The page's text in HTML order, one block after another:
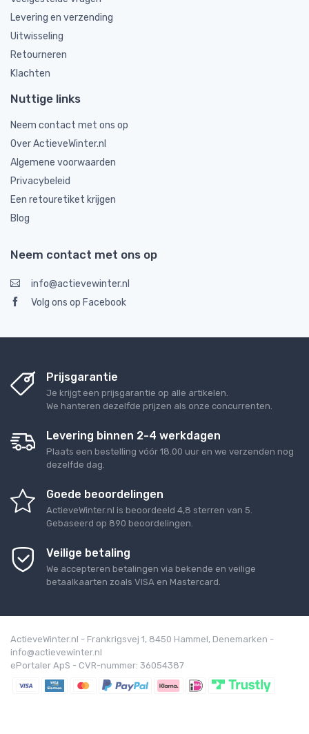
Levering en verzending
Uitwisseling
Retourneren
Klachten
Nuttige links
Neem contact met ons op
Over ActieveWinter.nl
Algemene voorwaarden
Privacybeleid
Een retouretiket krijgen
Blog
Neem contact met ons op
info@actievewinter.nl
Volg ons op Facebook
Prijsgarantie
Je krijgt een prijsgarantie op alle artikelen.
We hanteren dezelfde prijzen als onze concurrenten.
Levering binnen 2-4 werkdagen
Plaats een bestelling vóór 18.00 uur en we verzenden nog
dezelfde dag.
Goede beoordelingen
ActieveWinter.nl is beoordeeld 4,8 sterren van 5
Gebaseerd op 890 beoordelingen.
Veilige betaling
We accepteren betalingen via bekende en veilige
betaalkaarten zoals VISA en Mastercard.
ActieveWinter.nl - Frankrigsvej 1, 8450 Hammel, Denemarken -
info@actievewinter.nl
ePortaler ApS - CVR-nummer: 36054387